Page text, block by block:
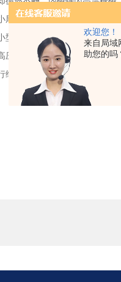
欢迎您！
来自局域
助您的吗
氢流量，保持压力等待。
装置都没有水冷却系统，故
压下拧紧螺母和接头。
修。